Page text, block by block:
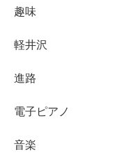
趣味
軽井沢
進路
電子ピアノ
音楽